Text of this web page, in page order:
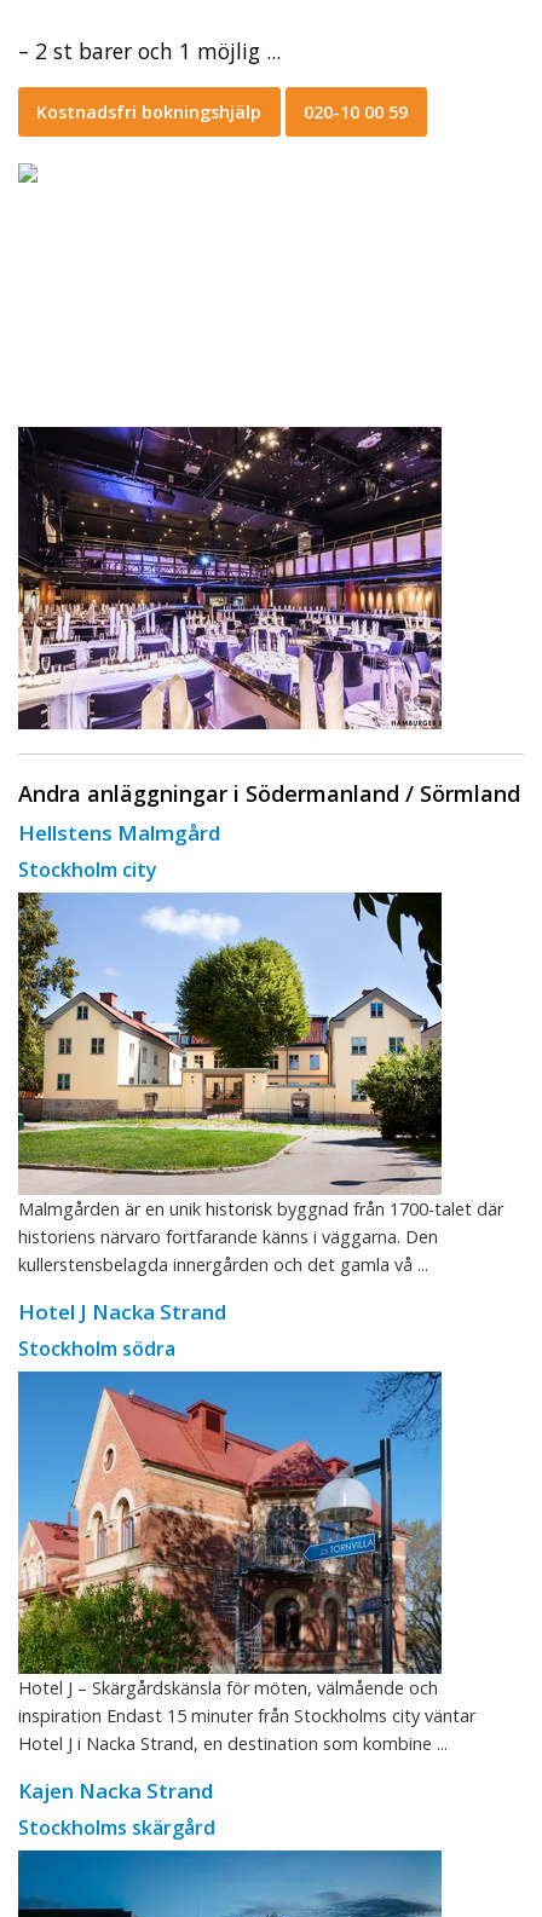
– 2 st barer och 1 möjlig ...
Kostnadsfri bokningshjälp 020-10 00 59
Andra anläggningar i Södermanland / Sörmland
Hellstens Malmgård
Stockholm city
Malmgården är en unik historisk byggnad från 1700-talet där
historiens närvaro fortfarande känns i väggarna. Den
kullerstensbelagda innergården och det gamla vå ...
Hotel J Nacka Strand
Stockholm södra
Hotel J – Skärgårdskänsla för möten, välmående och
inspiration Endast 15 minuter från Stockholms city väntar
Hotel J i Nacka Strand, en destination som kombine ...
Kajen Nacka Strand
Stockholms skärgård